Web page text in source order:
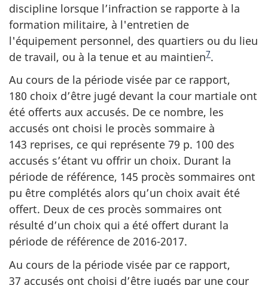
discipline lorsque l’infraction se rapporte à la
formation militaire, à l'entretien de
l'équipement personnel, des quartiers ou du lieu
de travail, ou à la tenue et au maintien7.
Au cours de la période visée par ce rapport,
180 choix d’être jugé devant la cour martiale ont
été offerts aux accusés. De ce nombre, les
accusés ont choisi le procès sommaire à
143 reprises, ce qui représente 79 p. 100 des
accusés s’étant vu offrir un choix. Durant la
période de référence, 145 procès sommaires ont
pu être complétés alors qu’un choix avait été
offert. Deux de ces procès sommaires ont
résulté d’un choix qui a été offert durant la
période de référence de 2016-2017.
Au cours de la période visée par ce rapport,
37 accusés ont choisi d’être jugés par une cour